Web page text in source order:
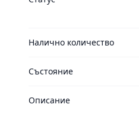
Налично количество
Състояние
Описание